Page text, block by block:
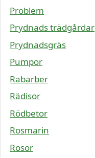
Problem
Prydnads trädgårdar
Prydnadsgräs
Pumpor
Rabarber
Rädisor
Rödbetor
Rosmarin
Rosor